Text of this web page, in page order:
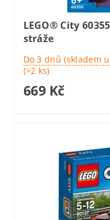
LEGO® City
stráže
Do 3 dnů (skladem
(>2 ks)
669 Kč